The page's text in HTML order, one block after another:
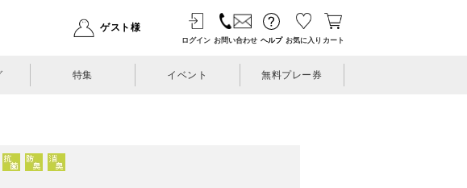
ゲスト様
ログイン お問い合わせ ヘルプ お気に入り カート
特集 イベント 無料プレー券